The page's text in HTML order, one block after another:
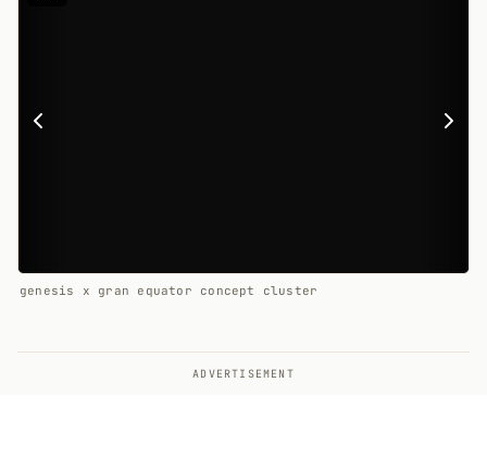
genesis x gran equator concept cluster
ADVERTISEMENT